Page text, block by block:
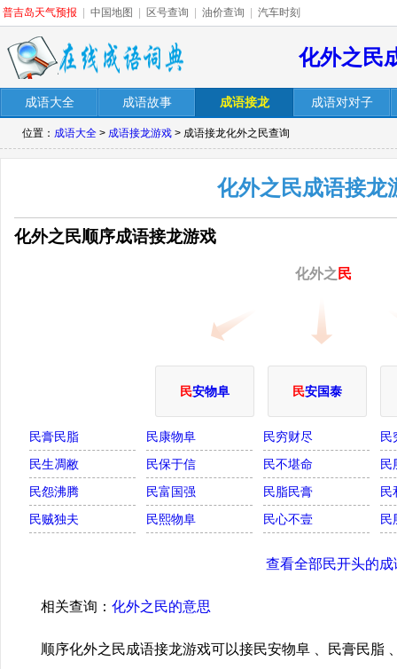
普吉岛天气预报 中国地图 区号查询 油价查询 汽车时刻
化外之民
成语大全 成语故事 成语接龙 成语对对子
位置： 成语大全 > 成语接龙游戏 > 成语接龙化外之民查询
化外之民成语接龙
化外之民顺序成语接龙游戏
化外之 民
民安物阜 民安国泰
民膏民脂 民康物阜 民穷财尽
民
民生凋敝
民保于信 民不堪命
民
民怨沸腾
民富国强 民脂民膏
民
民贼独夫
民熙物阜 民心不壹 民
查看全部民开头的成
相关查询： 化外之民的意思
顺序化外之民成语接龙游戏可以接民安物阜 、民膏民脂